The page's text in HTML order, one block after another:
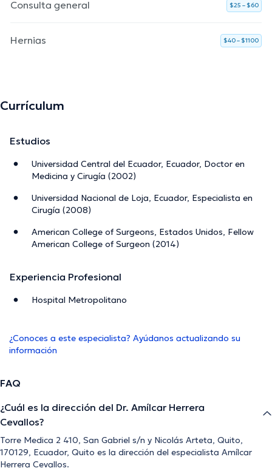
Consulta general $25 – $60
Hernias $40 – $1100
Currículum
Estudios
Universidad Central del Ecuador, Ecuador, Doctor en
Medicina y Cirugía (2002)
Universidad Nacional de Loja, Ecuador, Especialista en
Cirugía (2008)
American College of Surgeons, Estados Unidos, Fellow
American College of Surgeon (2014)
Experiencia Profesional
Hospital Metropolitano
¿Conoces a este especialista? Ayúdanos actualizando su
información
FAQ
¿Cuál es la dirección del Dr. Amílcar Herrera
Cevallos?
Torre Medica 2 410, San Gabriel s/n y Nicolás Arteta, Quito,
170129, Ecuador, Quito es la dirección del especialista Amílcar
Herrera Cevallos.